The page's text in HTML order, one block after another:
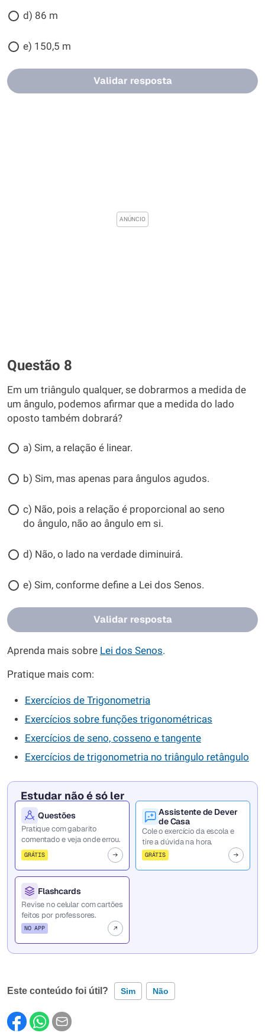
d) 86 m
e) 150,5 m
Validar resposta
Questão 8
Em um triângulo qualquer, se dobrarmos a medida de
um ângulo, podemos afirmar que a medida do lado
oposto também dobrará?
a) Sim, a relação é linear.
b) Sim, mas apenas para ângulos agudos.
c) Não, pois a relação é proporcional ao seno
do ângulo, não ao ângulo em si.
d) Não, o lado na verdade diminuirá.
e) Sim, conforme define a Lei dos Senos.
Validar resposta
Aprenda mais sobre Lei dos Senos.
Pratique mais com:
Exercícios de Trigonometria
Exercícios sobre funções trigonométricas
Exercícios de seno, cosseno e tangente
Exercícios de trigonometria no triângulo retângulo
Estudar não é só ler
Questões
Pratique com gabarito
comentado e veja onde errou.
GRÁTIS
Assistente de Dever
de Casa
Cole o exercício da escola e
tire a dúvida na hora.
GRÁTIS
Flashcards
Revise no celular com cartões
feitos por professores.
NO APP
Este conteúdo foi útil? Sim Não
Este conteúdo contém informação incorreta